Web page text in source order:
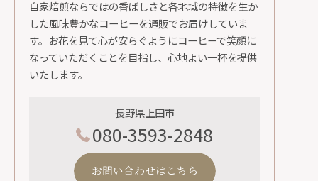
自家焙煎ならではの香ばしさと各地域の特徴を生か
した風味豊かなコーヒーを通販でお届けしていま
す。お花を見て心が安らぐようにコーヒーで笑顔に
なっていただくことを目指し、心地よい一杯を提供
いたします。
長野県上田市
080-3593-2848
お問い合わせはこちら